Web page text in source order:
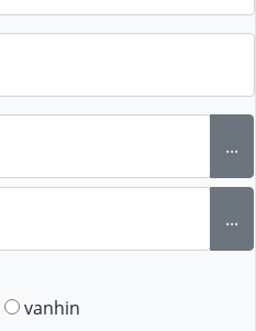
...
...
vanhin